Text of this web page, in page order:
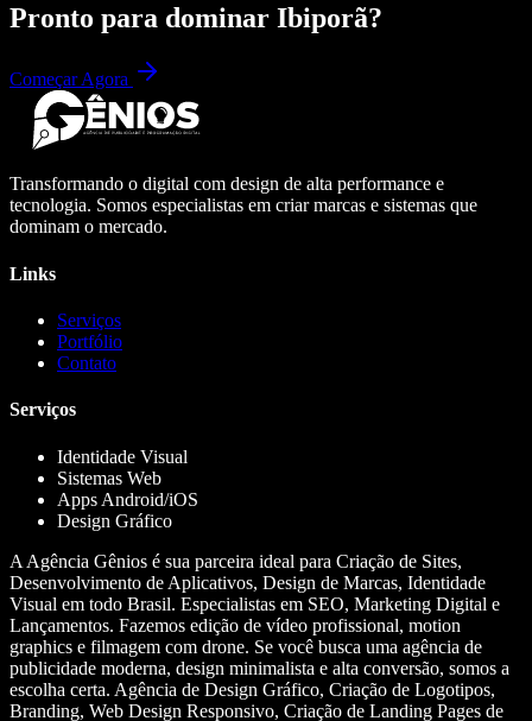
Pronto para dominar Ibiporã?
Começar Agora
Transformando o digital com design de alta performance e
tecnologia. Somos especialistas em criar marcas e sistemas que
dominam o mercado.
Links
Serviços
Portfólio
Contato
Serviços
Identidade Visual
Sistemas Web
Apps Android/iOS
Design Gráfico
A Agência Gênios é sua parceira ideal para Criação de Sites,
Desenvolvimento de Aplicativos, Design de Marcas, Identidade
Visual em todo Brasil. Especialistas em SEO, Marketing Digital e
Lançamentos. Fazemos edição de vídeo profissional, motion
graphics e filmagem com drone. Se você busca uma agência de
publicidade moderna, design minimalista e alta conversão, somos a
escolha certa. Agência de Design Gráfico, Criação de Logotipos,
Branding, Web Design Responsivo, Criação de Landing Pages de